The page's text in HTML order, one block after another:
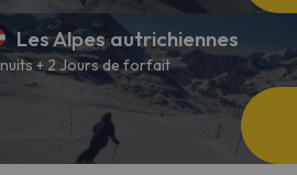
Les Alpes autrichiennes
+ 2 Jours de forfait